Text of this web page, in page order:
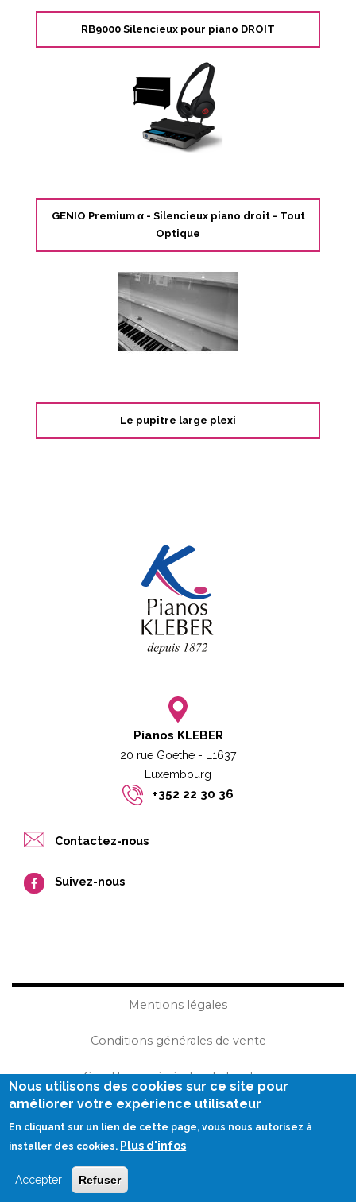
RB9000 Silencieux pour piano DROIT
GENIO Premium α - Silencieux piano droit - Tout
Optique
Le pupitre large plexi
Pianos KLEBER
20 rue Goethe - L1637
Luxembourg​​
+352 22 30 36
Contactez-nous
Suivez-nous
Mentions légales
Conditions générales de vente
Conditions générales de location
Plan du site
Réalisation Becom
Nous utilisons des cookies sur ce site pour
améliorer votre expérience utilisateur
En cliquant sur un lien de cette page, vous nous autorisez à
installer des cookies. Plus d'infos
Accepter Refuser